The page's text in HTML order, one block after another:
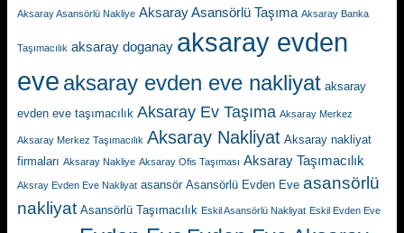
Aksaray Asansörlü Nakliye Aksaray Asansörlü Taşıma Aksaray Banka
Taşımacılık aksaray doganay aksaray evden
eve aksaray evden eve nakliyat aksaray
evden eve taşımacılık Aksaray Ev Taşıma Aksaray Merkez
Aksaray Merkez Taşımacılık Aksaray Nakliyat Aksaray nakliyat
firmaları Aksaray Nakliye Aksaray Ofis Taşıması Aksaray Taşımacılık
Aksray Evden Eve Nakliyat asansör Asansörlü Evden Eve asansörlü
nakliyat Asansörlü Taşımacılık Eskil Asansörlü Nakliyat Eskil Evden Eve